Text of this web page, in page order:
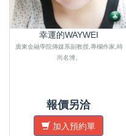
幸運的WAYWEI
廣東金融學院傳媒系副教授,專欄作家,時
尚名博。
報價另洽
加入預約單